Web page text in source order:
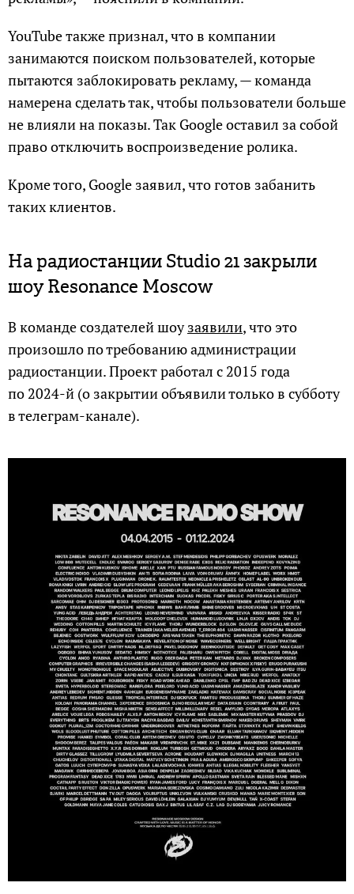
YouTube также признал, что в компании
занимаются поиском пользователей, которые
пытаются заблокировать рекламу, — команда
намерена сделать так, чтобы пользователи больше
не влияли на показы. Так Google оставил за собой
право отключить воспроизведение ролика.
Кроме того, Google заявил, что готов забанить
таких клиентов.
На радиостанции Studio 21 закрыли
шоу Resonance Moscow
В команде создателей шоузаявили, что это
произошло по требованию администрации
радиостанции. Проект работал с 2015 года
по 2024-й (о закрытии объявили только в субботу
в телеграм-канале).